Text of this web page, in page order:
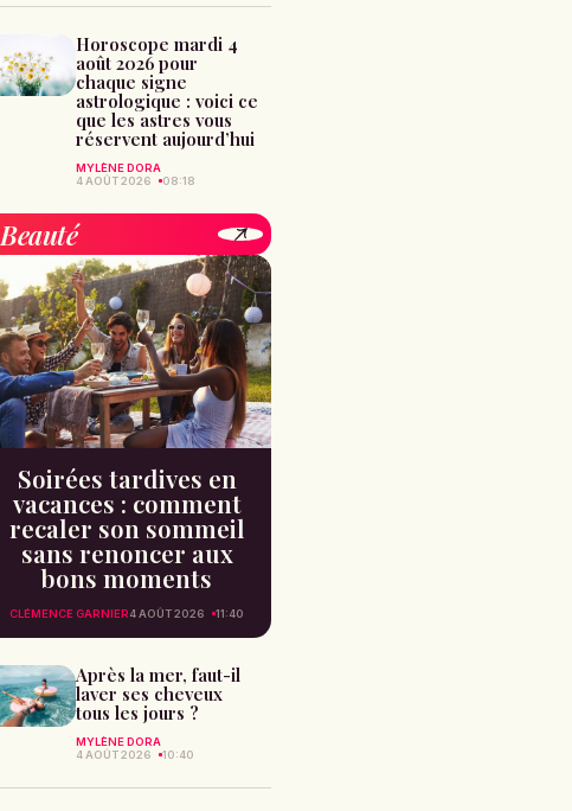
Horoscope mardi 4
août 2026 pour
chaque signe
astrologique : voici ce
que les astres vous
réservent aujourd’hui
MYLÈNE DORA
4 AOÛT 2026
08:18
Beauté
Soirées tardives en
vacances : comment
recaler son sommeil
sans renoncer aux
bons moments
CLÉMENCE GARNIER4 AOÛT 2026 11:40
Après la mer, faut-il
laver ses cheveux
tous les jours ?
MYLÈNE DORA
4 AOÛT 2026
10:40